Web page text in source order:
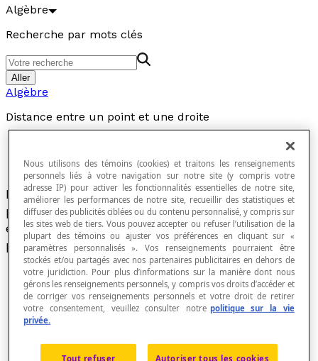
Algèbre
Recherche par mots clés
Aller
Algèbre
Distance entre un point et une droite
La distance entre un point P et une droitee du
plan est la longueur du segment de droite qui
est perpendiculaire à la droitee et qui joint le
point P à cette droite.
Nous utilisons des témoins (cookies) et traitons les renseignements
personnels liés à votre navigation sur notre site (y compris votre
adresse IP) pour activer les fonctionnalités essentielles de notre site,
améliorer les performances de notre site, recueillir des statistiques et
diffuser des publicités ciblées ou du contenu personnalisé, y compris sur
les sites web de tiers. Vous pouvez accepter ou refuser l’utilisation de la
plupart des témoins ou ajuster vos préférences en cliquant sur «
paramètres personnalisés ». Vos renseignements pourraient être
stockés et/ou partagés avec nos partenaires publicitaires en dehors de
votre juridiction. Pour plus d’informations sur la manière dont nous
gérons les renseignements personnels, y compris vos droits d’accéder et
de corriger vos renseignements personnels et votre droit de retirer
votre consentement, veuillez consulter notre politique sur la vie
privée.
Tout refuser Autoriser tous les cookies